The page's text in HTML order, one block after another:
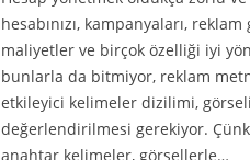
hesabınızı, kampanyaları,
maliyetler ve birçok özelliği iyi
bunlarla da bitmiyor, reklam
etkileyici kelimeler dizilimi,
değerlendirilmesi gerekiyor.
anahtar kelimeler, görsellerle…